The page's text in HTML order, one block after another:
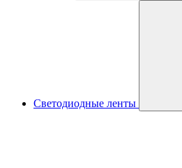
Светодиодные ленты